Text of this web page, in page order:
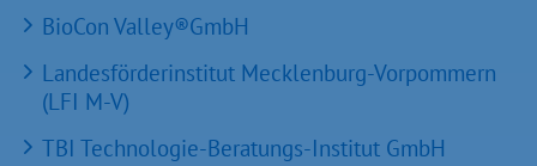
BioCon Valley®GmbH
Landesförderinstitut Mecklenburg-Vorpommern
(LFI M-V)
TBI Technologie-Beratungs-Institut GmbH